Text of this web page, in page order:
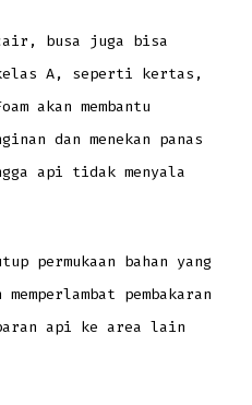
busa juga bisa
A, seperti kertas,
akan membantu
dan menekan panas
api tidak menyala
permukaan bahan yang
pembakaran
api ke area lain